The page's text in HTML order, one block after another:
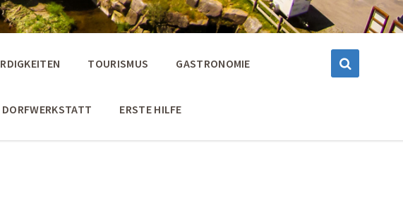
TOURISMUS GASTRONOMIE
DORFWERKSTATT ERSTE HILFE